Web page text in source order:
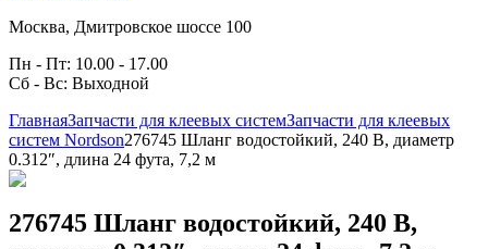
Москва, Дмитровское шоссе 100
Пн - Пт: 10.00 - 17.00
Сб - Вс: Выходной
ГлавнаяЗапчасти для клеевых системЗапчасти для клеевых
систем Nordson276745 Шланг водостойкий, 240 В, диаметр
0.312″, длина 24 фута, 7,2 м
276745 Шланг водостойкий, 240 В,